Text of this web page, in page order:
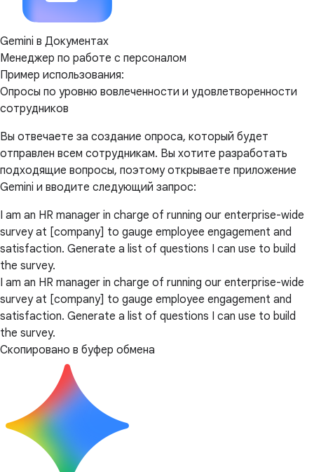
Gemini в Документах
Менеджер по работе с персоналом
Пример использования:
Опросы по уровню вовлеченности и удовлетворенности
сотрудников
Вы отвечаете за создание опроса, который будет
отправлен всем сотрудникам. Вы хотите разработать
подходящие вопросы, поэтому открываете приложение
Gemini и вводите следующий запрос:
I am an HR manager in charge of running our enterprise-wide
survey at [company] to gauge employee engagement and
satisfaction. Generate a list of questions I can use to build
the survey.
I am an HR manager in charge of running our enterprise-wide
survey at [company] to gauge employee engagement and
satisfaction. Generate a list of questions I can use to build
the survey.
Скопировано в буфер обмена